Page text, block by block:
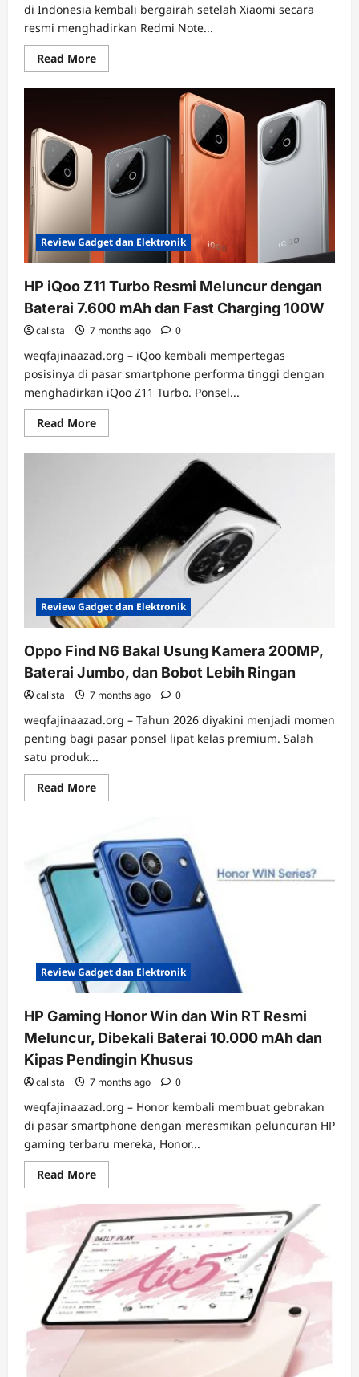
di Indonesia kembali bergairah setelah Xiaomi secara
resmi menghadirkan Redmi Note...
Read MoreRead
more
Redmi
Resmi
di
Indonesia,
Era
Baru
Smartphone
dengan
Kamera
dan
Harga
Kompetitif
Review Gadget dan Elektronik
HP iQoo Z11 Turbo Resmi Meluncur dengan
Baterai 7.600 mAh dan Fast Charging 100W
calista 7 months ago 0
weqfajinaazad.org – iQoo kembali mempertegas
posisinya di pasar smartphone performa tinggi dengan
menghadirkan iQoo Z11 Turbo. Ponsel...
Read MoreRead
more
HP
Meluncur
dengan
Baterai
7.600
mAh
dan
Fast
Charging
100W
Review Gadget dan Elektronik
Oppo Find N6 Bakal Usung Kamera 200MP,
Baterai Jumbo, dan Bobot Lebih Ringan
calista 7 months ago 0
weqfajinaazad.org – Tahun 2026 diyakini menjadi momen
penting bagi pasar ponsel lipat kelas premium. Salah
satu produk...
Read MoreRead
more
N6
Bakal
Usung
Kamera
200MP,
Baterai
Jumbo,
dan
Bobot
Lebih
Ringan
Review Gadget dan Elektronik
HP Gaming Honor Win dan Win RT Resmi
Meluncur, Dibekali Baterai 10.000 mAh dan
Kipas Pendingin Khusus
calista 7 months ago 0
weqfajinaazad.org – Honor kembali membuat gebrakan
di pasar smartphone dengan meresmikan peluncuran HP
gaming terbaru mereka, Honor...
Read MoreRead
more
HP
Gaming
Honor
Win
dan
Win
RT
Resmi
Meluncur,
Dibekali
Baterai
10.000
mAh